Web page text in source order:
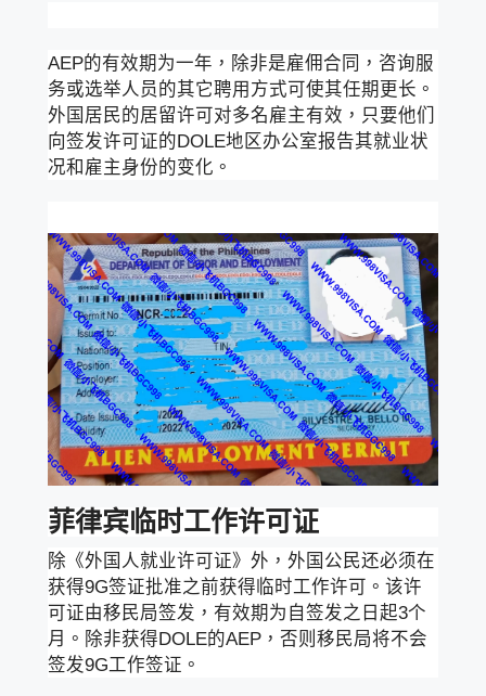
AEP的有效期为一年，除非是雇佣合同，咨询服
务或选举人员的其它聘用方式可使其任期更长。
外国居民的居留许可对多名雇主有效，只要他们
向签发许可证的DOLE地区办公室报告其就业状
况和雇主身份的变化。
菲律宾临时工作许可证
除《外国人就业许可证》外，外国公民还必须在
获得9G签证批准之前获得临时工作许可。该许
可证由移民局签发，有效期为自签发之日起3个
月。除非获得DOLE的AEP，否则移民局将不会
签发9G工作签证。